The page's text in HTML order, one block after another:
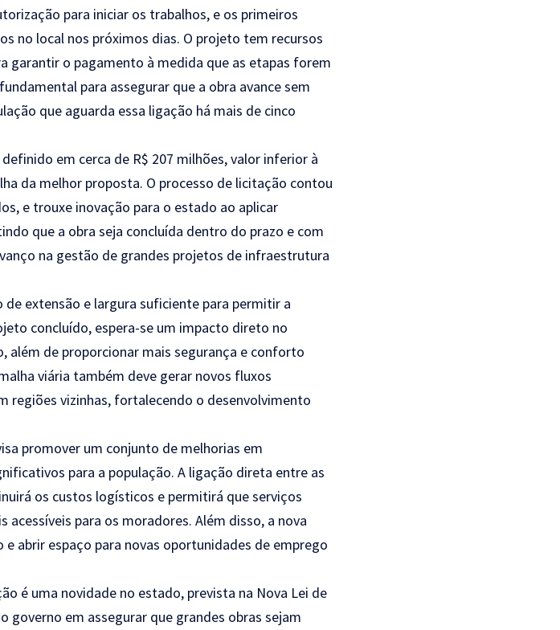
para iniciar os trabalhos, e os primeiros
no local nos próximos dias. O projeto tem recursos
garantir o pagamento à medida que as etapas forem
para assegurar que a obra avance sem
que aguarda essa ligação há mais de cinco
em cerca de R$ 207 milhões, valor inferior à
da melhor proposta. O processo de licitação contou
e trouxe inovação para o estado ao aplicar
que a obra seja concluída dentro do prazo e com
na gestão de grandes projetos de infraestrutura
extensão e largura suficiente para permitir a
concluído, espera-se um impacto direto no
além de proporcionar mais segurança e conforto
viária também deve gerar novos fluxos
regiões vizinhas, fortalecendo o desenvolvimento
promover um conjunto de melhorias em
para a população. A ligação direta entre as
os custos logísticos e permitirá que serviços
acessíveis para os moradores. Além disso, a nova
abrir espaço para novas oportunidades de emprego
é uma novidade no estado, prevista na Nova Lei de
em assegurar que grandes obras sejam